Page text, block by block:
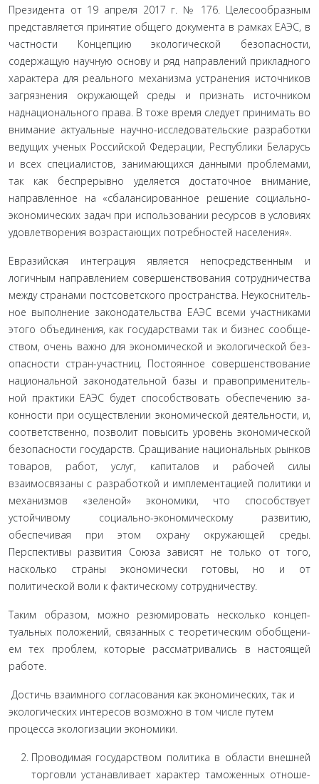
Президента от 19 апреля 2017 г. № 176. Целесообразным
представляется принятие общего документа в рамках ЕАЭС, в
частности Кон­цепцию экологической безопасности,
содержащую научную основу и ряд направлений прикладного
характера для реаль­ного механизма устранения источников
загрязнения окружа­ющей среды и признать источником
наднационального права. В тоже время следует принимать во
внимание актуальные на­учно-исследовательские разработки
ведущих ученых Россий­ской Федерации, Республики Беларусь
и всех специалистов, занимающихся данными проблемами,
так как беспрерывно уделяется достаточное внимание,
направленное на «сбалан­сированное решение социально-
экономических задач при ис­пользовании ресурсов в условиях
удовлетворения возрастаю­щих потребностей населения».
Евразийская интеграция является непосредственным и
логичным направлением совершенствования сотрудничества
между странами постсоветского пространства. Неукоснитель­
ное выполнение законодательства ЕАЭС всеми участниками
этого объединения, как государствами так и бизнес сообще­
ством, очень важно для экономической и экологической без­
опасности стран-участниц. Постоянное совершенствование
национальной законодательной базы и правоприменитель­
ной практики ЕАЭС будет способствовать обеспечению за­
конности при осуществлении экономической деятельности, и,
соответственно, позволит повысить уровень экономической
безопасности государств. Сращивание национальных рынков
товаров, работ, услуг, капиталов и рабочей силы
взаимосвяза­ны с разработкой и имплементацией политики и
механизмов «зеленой» экономики, что способствует
устойчивому социаль­но-экономическому развитию,
обеспечивая при этом охрану окружающей среды.
Перспективы развития Союза зависят не только от того,
насколько страны экономически готовы, но и от
политической воли к фактическому сотрудничеству.
Таким образом, можно резюмировать несколько концеп­
туальных положений, связанных с теоретическим обобщени­
ем тех проблем, которые рассматривались в настоящей
рабо­те.
Достичь взаимного согласо­вания как экономических, так и
экологических интересов воз­можно в том числе путем
процесса экологизации экономики.
Проводимая государством политика в области внеш­ней
торговли устанавливает характер таможенных отноше­